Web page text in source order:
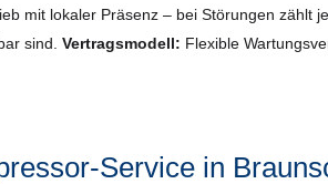
mit lokaler Präsenz – bei Störungen zählt
sind. Vertragsmodell: Flexible
Service in